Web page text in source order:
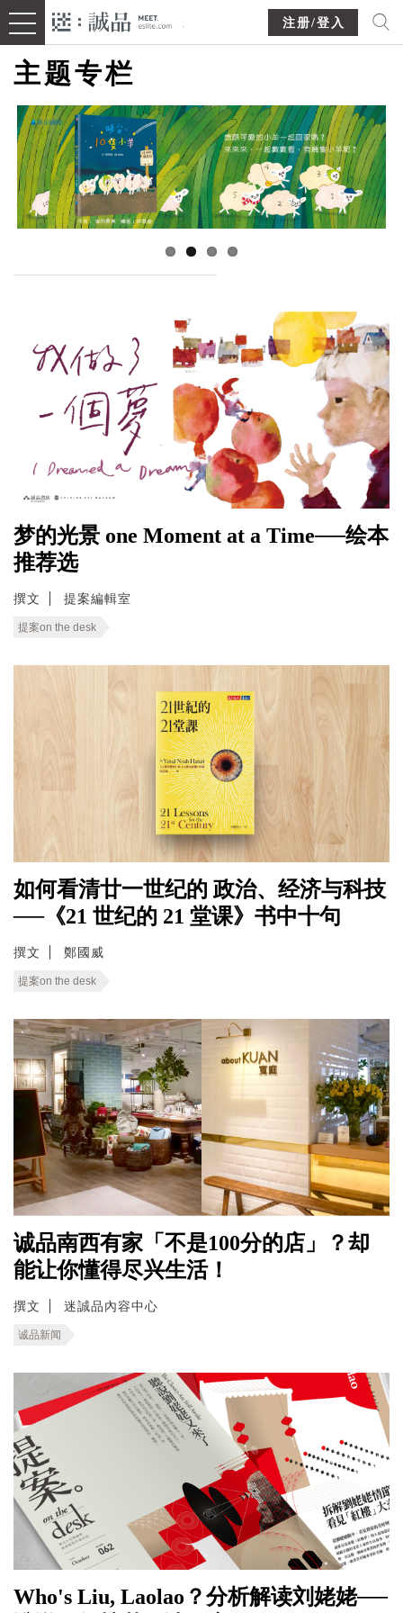
注册/登入
主题专栏
梦的光景 one Moment at a Time──绘本
推荐选
撰文 提案編輯室
提案on the desk
如何看清廿一世纪的 政治、经济与科技
──《21 世纪的 21 堂课》书中十句
撰文 鄭國威
提案on the desk
诚品南西有家「不是100分的店」？却
能让你懂得尽兴生活！
撰文 迷誠品內容中心
诚品新闻
Who's Liu, Laolao？分析解读刘姥姥──